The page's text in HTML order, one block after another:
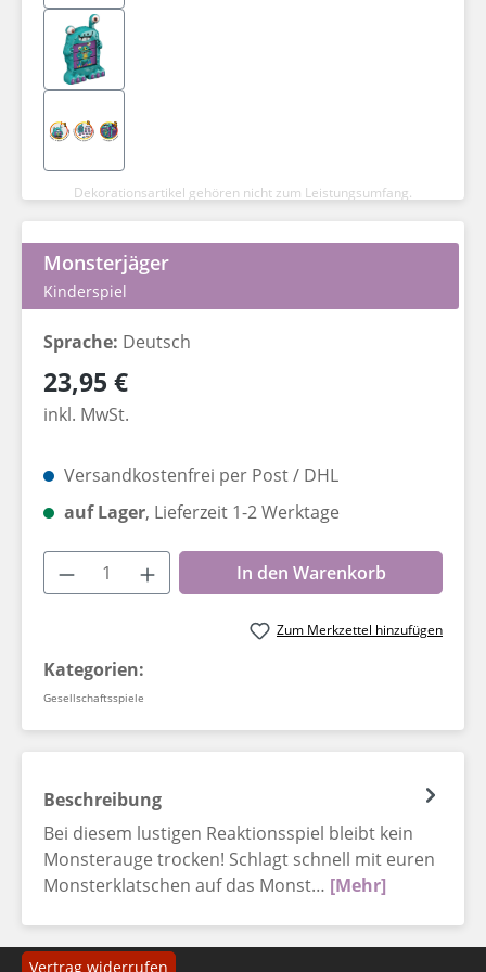
Dekorationsartikel gehören nicht zum Leistungsumfang.
Monsterjäger
Kinderspiel
Sprache: Deutsch
Regulärer Preis:
23,95 €
inkl. MwSt.
Versandkostenfrei per Post / DHL
auf Lager, Lieferzeit 1-2 Werktage
Produkt Anzahl: Gib den
In den Warenkorb
Zum Merkzettel hinzufügen
Kategorien:
Gesellschaftsspiele
Beschreibung
Bei diesem lustigen Reaktionsspiel bleibt kein
Monsterauge trocken! Schlagt schnell mit euren
Monsterklatschen auf das Monst… [Mehr]
Vertrag widerrufen